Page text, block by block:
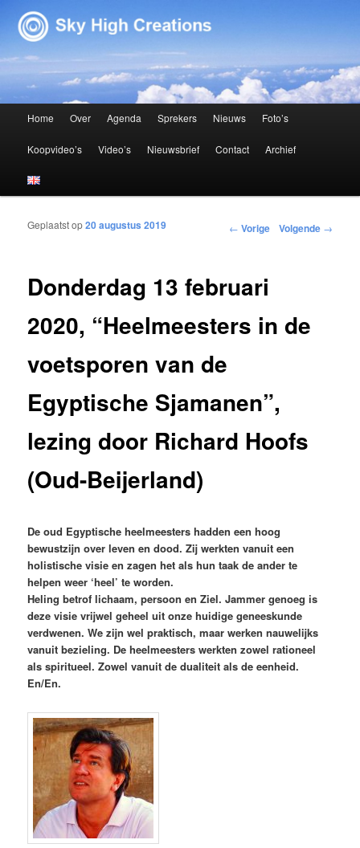
Sky High Creations
Spring naar de primaire inhoud
Spring naar de secundaire inhoud
Home Over Agenda Sprekers Nieuws Foto’s
Koopvideo’s Video’s Nieuwsbrief Contact Archief
Bericht navigatie ← Vorige Volgende →
Donderdag 13 februari
2020, “Heelmeesters in de
voetsporen van de
Egyptische Sjamanen”,
lezing door Richard Hoofs
(Oud-Beijerland)
Geplaatst op20 augustus 2019
De oud Egyptische heelmeesters hadden een hoog
bewustzijn over leven en dood. Zij werkten vanuit een
holistische visie en zagen het als hun taak de ander te
helpen weer ‘heel’ te worden.
Heling betrof lichaam, persoon en Ziel. Jammer genoeg is
deze visie vrijwel geheel uit onze huidige geneeskunde
verdwenen. We zijn wel praktisch, maar werken nauwelijks
vanuit bezieling. De heelmeesters werkten zowel rationeel
als spiritueel. Zowel vanuit de dualiteit als de eenheid.
En/En.